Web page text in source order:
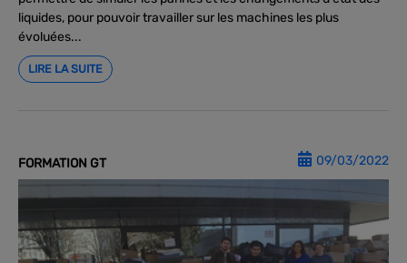
liquides, pour pouvoir travailler sur les machines les plus
évoluées...
LIRE LA SUITE
FORMATION GT 09/03/2022